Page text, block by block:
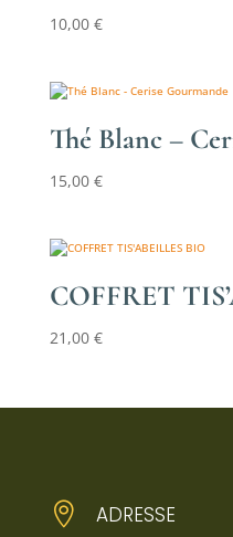
10,00 €
Thé Blanc –
15,00 €
COFFRET
21,00 €
 ADRESSE